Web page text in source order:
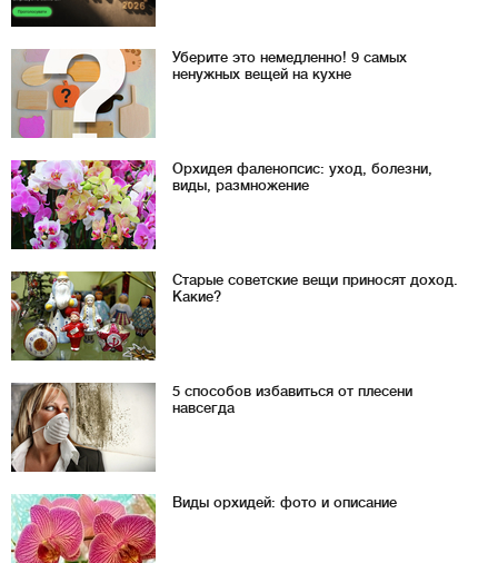
Уберите это немедленно! 9 самых
ненужных вещей на кухне
Орхидея фаленопсис: уход, болезни,
виды, размножение
Старые советские вещи приносят доход.
Какие?
5 способов избавиться от плесени
навсегда
Виды орхидей: фото и описание